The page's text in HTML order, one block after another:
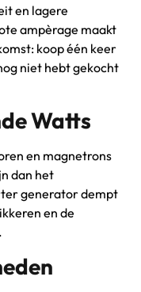
en lagere
ampèrage maakt
koop één keer
niet hebt gekocht
Watts
en magnetrons
dan het
generator dempt
en de